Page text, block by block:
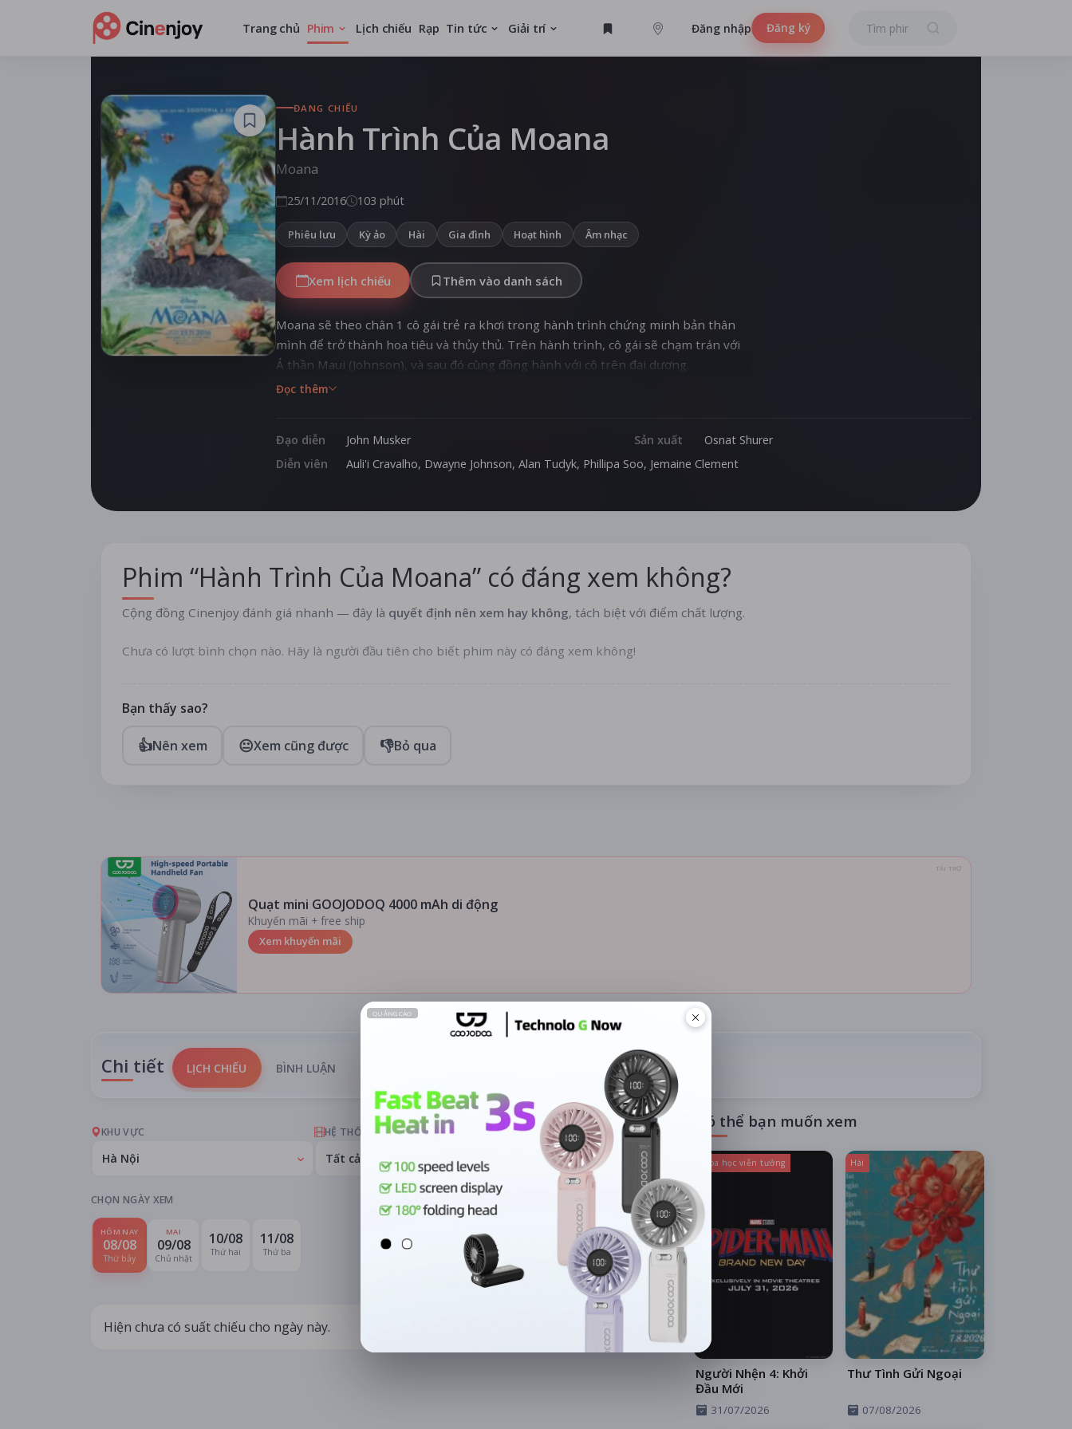
Trang chủ Phim Lịch chiếu Rạp Tin tức Giải trí Đăng nhập Đăng ký
ĐANG CHIẾU
Hành Trình Của Moana
Moana
25/11/2016 103 phút
Phiêu lưu Kỳ ảo Hài Gia đình Hoạt hình Âm nhạc
Xem lịch chiếu Thêm vào danh sách
Moana sẽ theo chân 1 cô gái trẻ ra khơi trong hành trình chứng minh bản thân
mình để trở thành hoa tiêu và thủy thủ. Trên hành trình, cô gái sẽ chạm trán với
Á thần Maui (Johnson), và sau đó cùng đồng hành với cô trên đại dương.
Đọc thêm
Đạo diễn John Musker Sản xuất
Osnat Shurer
Diễn viên
Auli'i Cravalho, Dwayne Johnson, Alan Tudyk, Phillipa Soo, Jemaine Clement
Phim “Hành Trình Của Moana” có đáng xem không?
Cộng đồng Cinenjoy đánh giá nhanh — đây là quyết định nên xem hay không, tách biệt với điểm chất lượng.
Chưa có lượt bình chọn nào. Hãy là người đầu tiên cho biết phim này có đáng xem không!
Bạn thấy sao?
👍Nên xem 😐Xem cũng được 👎Bỏ qua
TÀI TRỢ
Quạt mini GOOJODOQ 4000 mAh di động
Khuyến mãi + free ship
Xem khuyến mãi
Chi tiết LỊCH CHIẾU BÌNH LUẬN
KHU VỰC
Hà Nội
HỆ THỐNG RẠP
Tất cả hệ thống
CHỌN NGÀY XEM
HÔM NAY
08/08
Thứ bảy
MAI
09/08
Chủ nhật
10/08
Thứ hai
11/08
Thứ ba
Hiện chưa có suất chiếu cho ngày này.
Có thể bạn muốn xem
Khoa học viễn tưởng
Người Nhện 4: Khởi
Đầu Mới
31/07/2026
Hài
Thư Tình Gửi Ngoại
07/08/2026